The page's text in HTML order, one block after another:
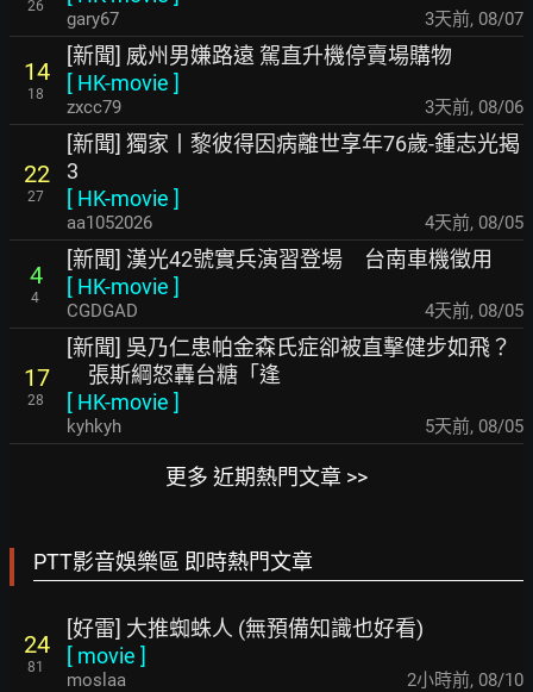
26
gary67 3天前, 08/07
14
18
[新聞] 威州男嫌路遠 駕直升機停賣場購物
[ HK-movie ]
zxcc79 3天前, 08/06
22
27
[新聞] 獨家丨黎彼得因病離世享年76歲-鍾志光揭
3
[ HK-movie ]
aa1052026 4天前, 08/05
4
4
[新聞] 漢光42號實兵演習登場 台南車機徵用
[ HK-movie ]
CGDGAD 4天前, 08/05
17
28
[新聞] 吳乃仁患帕金森氏症卻被直擊健步如飛？
張斯綱怒轟台糖「逢
[ HK-movie ]
kyhkyh 5天前, 08/05
更多 近期熱門文章 >>
PTT影音娛樂區 即時熱門文章
24
81
[好雷] 大推蜘蛛人 (無預備知識也好看)
[ movie ]
moslaa 2小時前, 08/10